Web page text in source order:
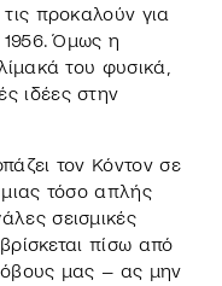
προκαλούν για
1956. Όμως η
του φυσικά,
ιδέες στην
τον Κόντον σε
τόσο απλής
σεισμικές
πίσω από
μας – ας μην